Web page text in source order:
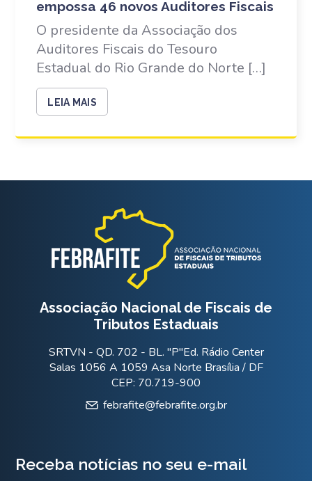
empossa 46 novos Auditores Fiscais
O presidente da Associação dos
Auditores Fiscais do Tesouro
Estadual do Rio Grande do Norte […]
LEIA MAIS
Associação Nacional de Fiscais de
Tributos Estaduais
SRTVN - QD. 702 - BL. "P"Ed. Rádio Center
Salas 1056 A 1059 Asa Norte Brasília / DF
CEP: 70.719-900
febrafite@febrafite.org.br
Receba notícias no seu e-mail